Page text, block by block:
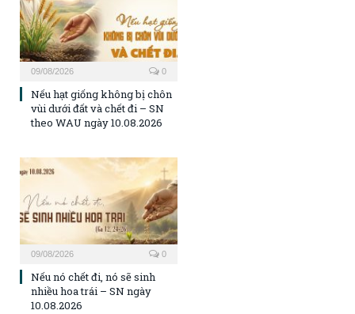
09/08/2026 0
Nếu hạt giống không bị chôn
vùi dưới đất và chết đi – SN
theo WAU ngày 10.08.2026
09/08/2026 0
Nếu nó chết đi, nó sẽ sinh
nhiều hoa trái – SN ngày
10.08.2026